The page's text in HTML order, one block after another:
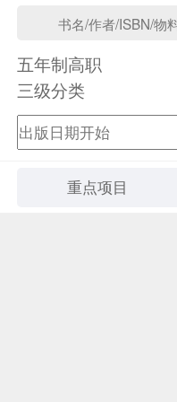
五年制高职
三级分类
重点项目